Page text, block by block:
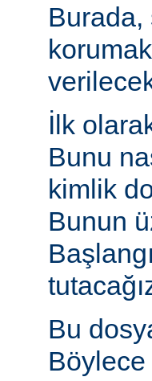
İlk
Bunu
kimlik
Bunun
Bu
Böylece